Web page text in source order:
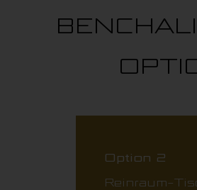
Option 2
Reinraum-